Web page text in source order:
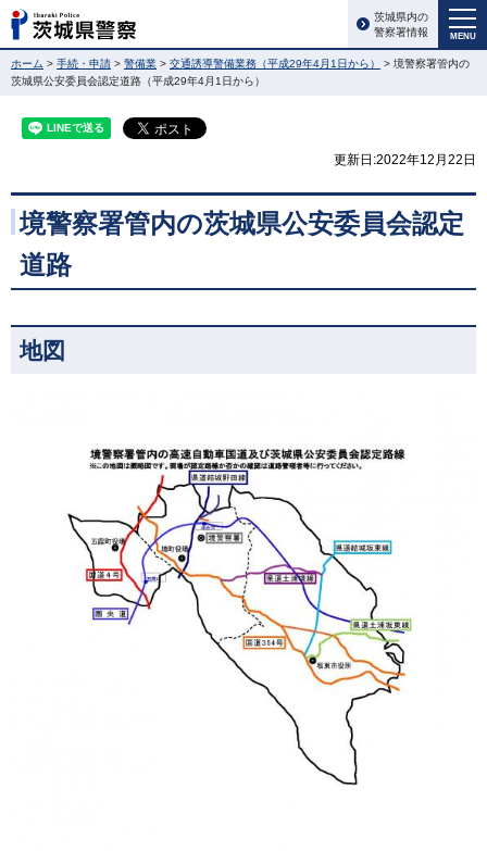
MENU
茨城県内の
警察署情報
ホーム > 手続・申請 > 警備業 > 交通誘導警備業務（平成29年4月1日から）
> 境警察署管内の
茨城県公安委員会認定道路（平成29年4月1日から）
更新日:2022年12月22日
境警察署管内の茨城県公安委員会認定
道路
地図